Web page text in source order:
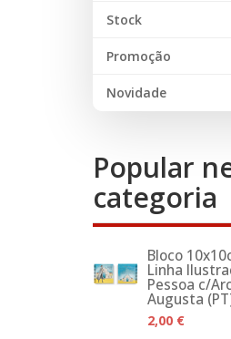
Stock
Promoção
Novidade
Popular
categoria
Bloco
Linha
Pessoa c/
Augusta
2,00 €